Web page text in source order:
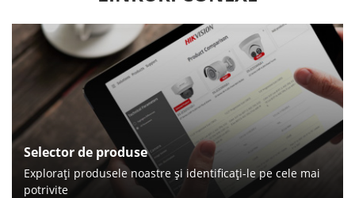
Selector de produse
Exploraţi produsele noastre şi identificaţi-le pe cele mai
potrivite